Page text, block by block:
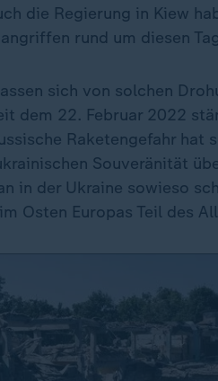
die Regierung in Kiew
rund um diesen
sich von solchen
dem 22. Februar 2022
Raketengefahr hat
Souveränität
in der Ukraine sowieso
Osten Europas Teil des